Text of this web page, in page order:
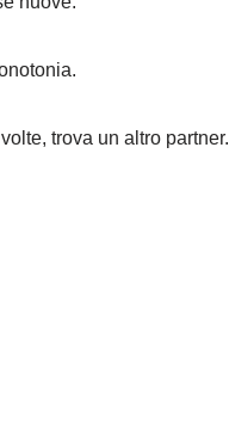
trova un altro partner.